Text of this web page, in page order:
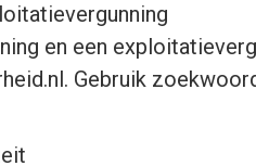
en een
Gebruik